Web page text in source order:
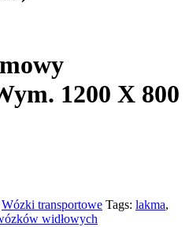
1200 X 800
Wózki transportowe Tags: lakma,
widłowych